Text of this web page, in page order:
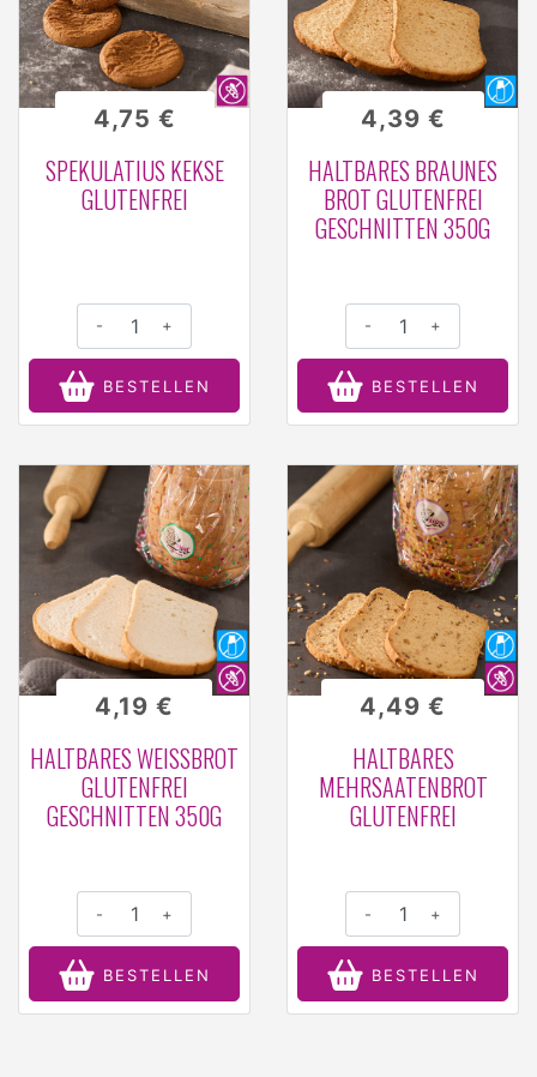
SPEKULATIUS KEKSE
GLUTENFREI
4,75 €
- +
BESTELLEN
HALTBARES BRAUNES
BROT GLUTENFREI
GESCHNITTEN 350G
4,39 €
- +
BESTELLEN
HALTBARES WEISSBROT G
LUTENFREI G
ESCHNITTEN 350G
4,19 €
- +
BESTELLEN
HALTBARES
MEHRSAATENBROT
GLUTENFREI
4,49 €
- +
BESTELLEN